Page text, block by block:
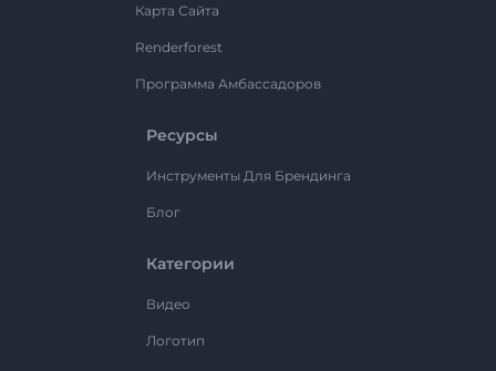
Карта Сайта
Renderforest
Программа Амбассадоров
Ресурсы
Инструменты Для Брендинга
Блог
Категории
Видео
Логотип